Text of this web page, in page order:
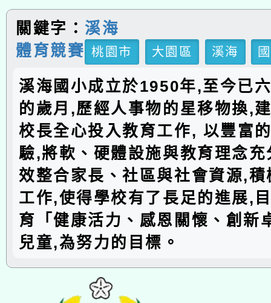
關鍵字： 溪海
體育競賽 桃園市 大園區 溪海
溪海國小成立於1950年,至今已
的歲月,歷經人事物的星移物換,
校長全心投入教育工作, 以豐富
驗,將軟、硬體設施與教育理念
效整合家長、社區與社會資源,
工作,使得學校有了長足的進展,
育「健康活力、感恩關懷、創新
兒童,為努力的目標。